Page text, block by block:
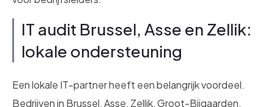
IT audit Brussel, Asse en Zellik:
lokale ondersteuning
Een lokale IT-partner heeft een belangrijk voordeel.
Bedrijven in Brussel, Asse, Zellik, Groot-Bijgaarden,